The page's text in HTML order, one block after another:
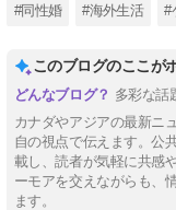
#同性婚 #海外生活 #
このブログのここが
多彩な話
カナダやアジアの最新ニ
自の視点で伝えます。公
載し、読者が気軽に共感
ーモアを交えながらも、
ます。